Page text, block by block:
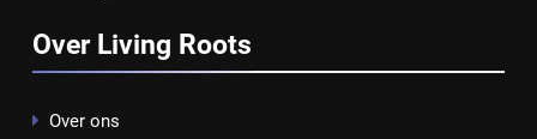
Over Living Roots
Over ons